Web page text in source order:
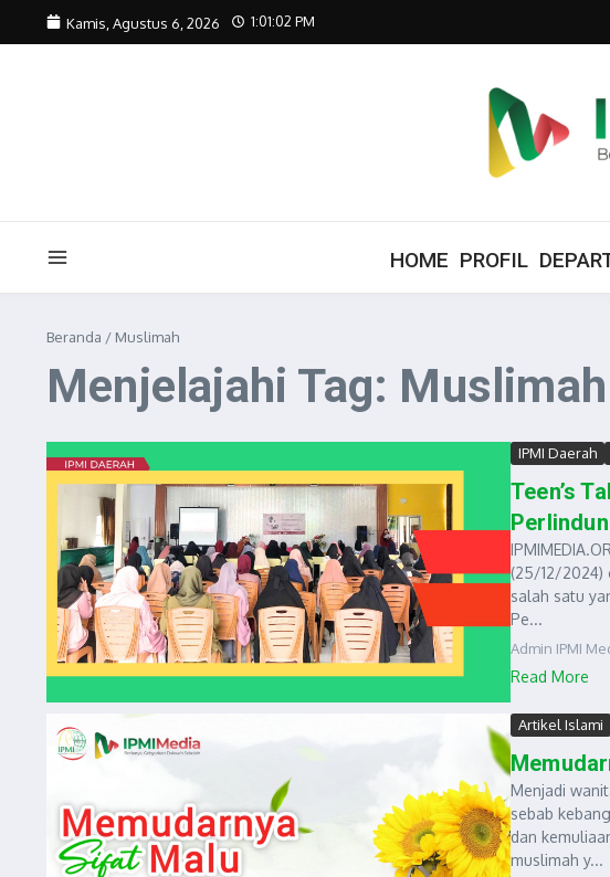
Lewati ke konten
Kamis, Agustus 6, 2026 1:01:02 PM
HOME PROFIL
Beranda / Muslimah
Menjelajahi Tag: Muslimah
IPMI Daerah
Teen’s
(25/12/2024)
salah satu
Pe...
Admin IPMI
Read More
Artikel Islami
Menjadi
sebab
dan
muslimah y...